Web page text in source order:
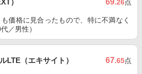
69.26点
価格に見合ったもので、特に不満なく
／男性）
LTE（エキサイト） 67.65点